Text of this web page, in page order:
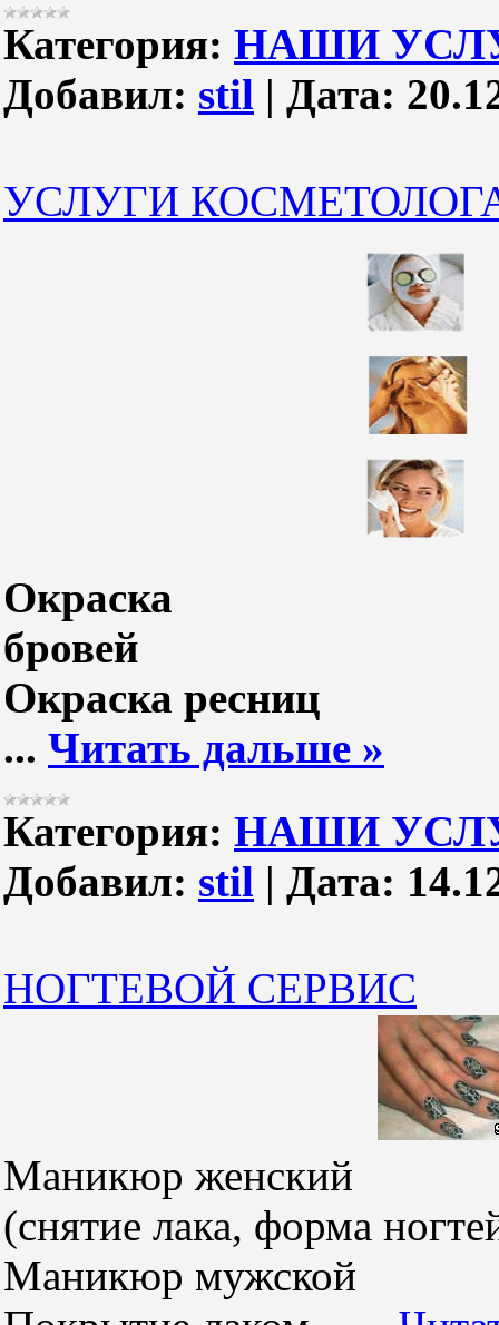
Категория: НАШИ
Добавил: stil | Дата:
УСЛУГИ
Окраска
Окраска
... Читать дальше »
Категория: НАШИ
Добавил: stil | Дата:
НОГТЕВОЙ СЕРВИС
Маникюр
(снятие лака, форма
Маникюр